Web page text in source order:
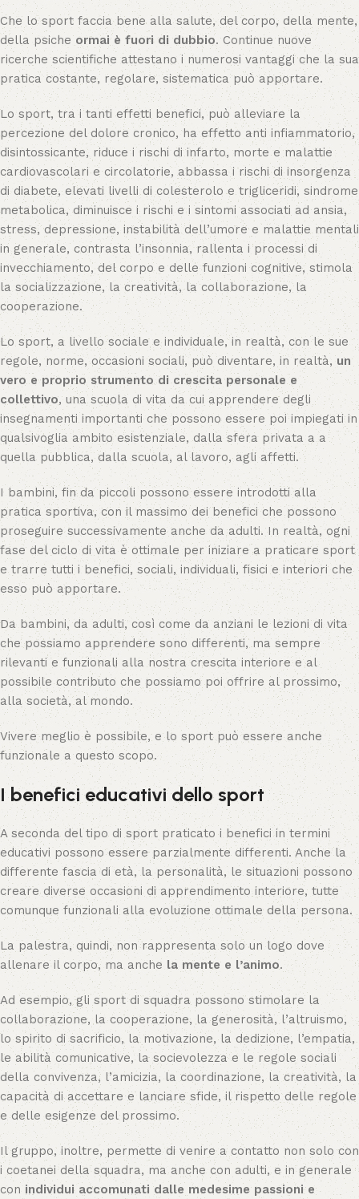
Che lo sport faccia bene alla salute, del corpo, della mente,
della psicheormai è fuori di dubbio. Continue nuove
ricerche scientifiche attestano i numerosi vantaggi che la sua
pratica costante, regolare, sistematica può apportare.
Lo sport, tra i tanti effetti benefici, può alleviare la
percezione del dolore cronico, ha effetto anti infiammatorio,
disintossicante, riduce i rischi di infarto, morte e malattie
cardiovascolari e circolatorie, abbassa i rischi di insorgenza
di diabete, elevati livelli di colesterolo e trigliceridi, sindrome
metabolica, diminuisce i rischi e i sintomi associati ad ansia,
stress, depressione, instabilità dell’umore e malattie mentali
in generale, contrasta l’insonnia, rallenta i processi di
invecchiamento, del corpo e delle funzioni cognitive, stimola
la socializzazione, la creatività, la collaborazione, la
cooperazione.
Lo sport, a livello sociale e individuale, in realtà, con le sue
regole, norme, occasioni sociali, può diventare, in realtà, un
vero e proprio strumento di crescita personale e
collettivo, una scuola di vita da cui apprendere degli
insegnamenti importanti che possono essere poi impiegati in
qualsivoglia ambito esistenziale, dalla sfera privata a a
quella pubblica, dalla scuola, al lavoro, agli affetti.
I bambini, fin da piccoli possono essere introdotti alla
pratica sportiva, con il massimo dei benefici che possono
proseguire successivamente anche da adulti. In realtà, ogni
fase del ciclo di vita è ottimale per iniziare a praticare sport
e trarre tutti i benefici, sociali, individuali, fisici e interiori che
esso può apportare.
Da bambini, da adulti, così come da anziani le lezioni di vita
che possiamo apprendere sono differenti, ma sempre
rilevanti e funzionali alla nostra crescita interiore e al
possibile contributo che possiamo poi offrire al prossimo,
alla società, al mondo.
Vivere meglio è possibile, e lo sport può essere anche
funzionale a questo scopo.
I benefici educativi dello sport
A seconda del tipo di sport praticato i benefici in termini
educativi possono essere parzialmente differenti. Anche la
differente fascia di età, la personalità, le situazioni possono
creare diverse occasioni di apprendimento interiore, tutte
comunque funzionali alla evoluzione ottimale della persona.
La palestra, quindi, non rappresenta solo un logo dove
allenare il corpo, ma anche la mente e l’animo.
Ad esempio, gli sport di squadra possono stimolare la
collaborazione, la cooperazione, la generosità, l’altruismo,
lo spirito di sacrificio, la motivazione, la dedizione, l’empatia,
le abilità comunicative, la socievolezza e le regole sociali
della convivenza, l’amicizia, la coordinazione, la creatività, la
capacità di accettare e lanciare sfide, il rispetto delle regole
e delle esigenze del prossimo.
Il gruppo, inoltre, permette di venire a contatto non solo con
i coetanei della squadra, ma anche con adulti, e in generale
con individui accomunati dalle medesime passioni e